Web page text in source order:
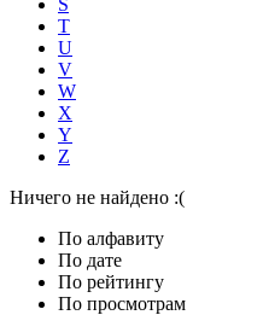
S
T
U
V
W
X
Y
Z
Ничего не найдено :(
По алфавиту
По дате
По рейтингу
По просмотрам